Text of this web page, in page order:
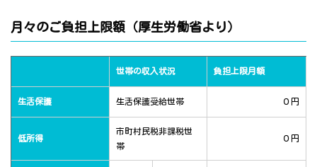
月々のご負担上限額（厚生労働省より）
世帯の収入状況 負担上限月額
生活保護 生活保護受給世帯 ０円
低所得
市町村民税非課税世
帯
０円